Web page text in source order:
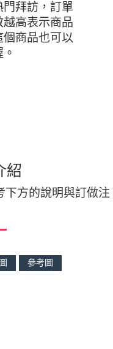
拜訪，訂單
高表示商品
商品也可以
紹
下方的說明與訂做注
參考圖